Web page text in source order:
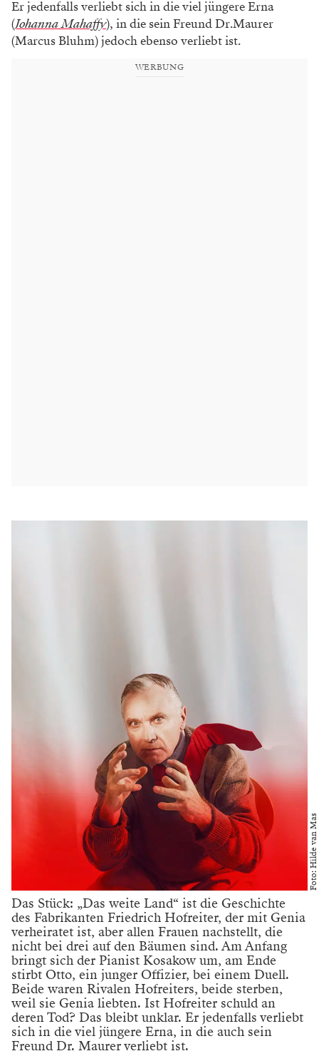
Er jedenfalls verliebt sich in die viel jüngere Erna
(Johanna Mahaffy), in die sein Freund Dr.Maurer
(Marcus Bluhm) jedoch ebenso verliebt ist.
WERBUNG
Foto: Hilde van Mas
Das Stück: „Das weite Land“ ist die Geschichte
des Fabrikanten Friedrich Hofreiter, der mit Genia
verheiratet ist, aber allen Frauen nachstellt, die
nicht bei drei auf den Bäumen sind. Am Anfang
bringt sich der Pianist Kosakow um, am Ende
stirbt Otto, ein junger Offizier, bei einem Duell.
Beide waren Rivalen Hofreiters, beide sterben,
weil sie Genia liebten. Ist Hofreiter schuld an
deren Tod? Das bleibt unklar. Er jedenfalls verliebt
sich in die viel jüngere Erna, in die auch sein
Freund Dr. Maurer verliebt ist.